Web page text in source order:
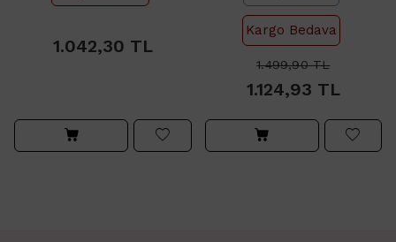
1.042,30 TL
Kargo Bedava
1.499,90TL
1.124,93 TL